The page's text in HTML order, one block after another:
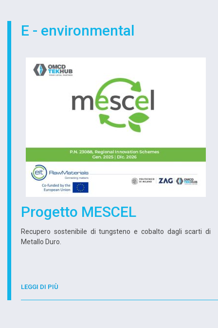
E - environmental
Progetto MESCEL
Recupero sostenibile di tungsteno e cobalto dagli scarti di
Metallo Duro.
LEGGI DI PIÙ